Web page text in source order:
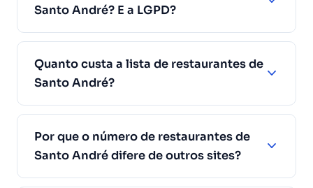
Santo André? E a LGPD?
Quanto custa a lista de restaurantes de
Santo André?
Por que o número de restaurantes de
Santo André difere de outros sites?